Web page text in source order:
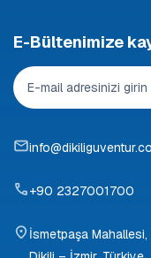
E-Bültenimize
+90 2327001700
İsmetpaşa